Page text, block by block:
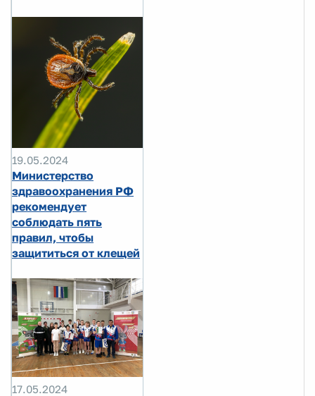
19.05.2024
Министерство
здравоохранения РФ
рекомендует
соблюдать пять
правил, чтобы
защититься от клещей
17.05.2024